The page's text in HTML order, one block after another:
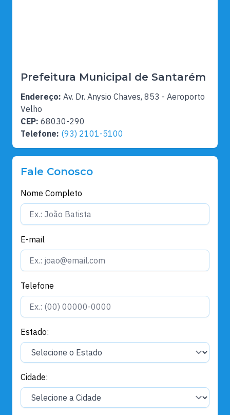
Prefeitura Municipal de Santarém
Endereço: Av. Dr. Anysio Chaves, 853 - Aeroporto
Velho
CEP: 68030-290
Telefone: (93) 2101-5100
Fale Conosco
Nome Completo
E-mail
Telefone
Estado:
Cidade: